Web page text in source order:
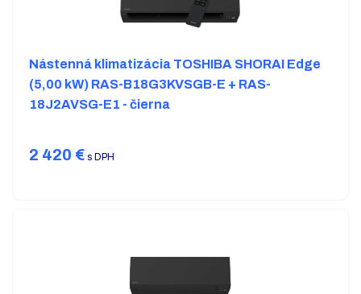
Nástenná klimatizácia TOSHIBA SHORAI Edge
(5,00 kW) RAS-B18G3KVSGB-E + RAS-
18J2AVSG-E1 - čierna
2 420 € s DPH